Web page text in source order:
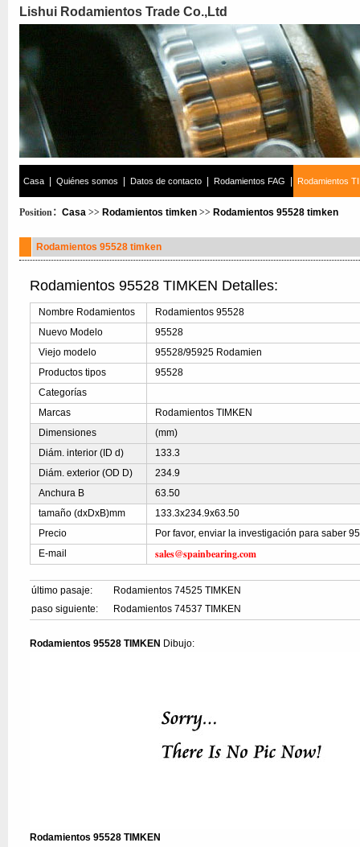
Lishui Rodamientos Trade Co.,Ltd
Casa Quiénes somos Datos de contacto Rodamientos FAG Rodamientos
Position： Casa >> Rodamientos timken >> Rodamientos 95528 timken
Rodamientos 95528 timken
Rodamientos 95528 TIMKEN Detalles:
Nombre Rodamientos
Rodamientos 95528
Nuevo Modelo
95528
Viejo modelo
95528/95925 Rodamien
Productos tipos
95528
Categorías
Marcas
Rodamientos TIMKEN
Dimensiones
(mm)
Diám. interior (ID d)
133.3
Diám. exterior (OD D)
234.9
Anchura B
63.50
tamaño (dxDxB)mm
133.3x234.9x63.50
Precio
Por favor, enviar la investigación para saber
E-mail
sales@spainbearing.com
último pasaje:
Rodamientos 74525 TIMKEN
paso siguiente:
Rodamientos 74537 TIMKEN
Rodamientos 95528 TIMKEN Dibujo:
Rodamientos 95528 TIMKEN